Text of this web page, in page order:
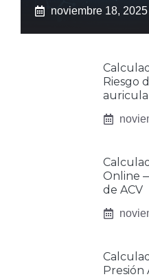
noviembre 18, 2025
Riesgo
Online
de ACV
Presión